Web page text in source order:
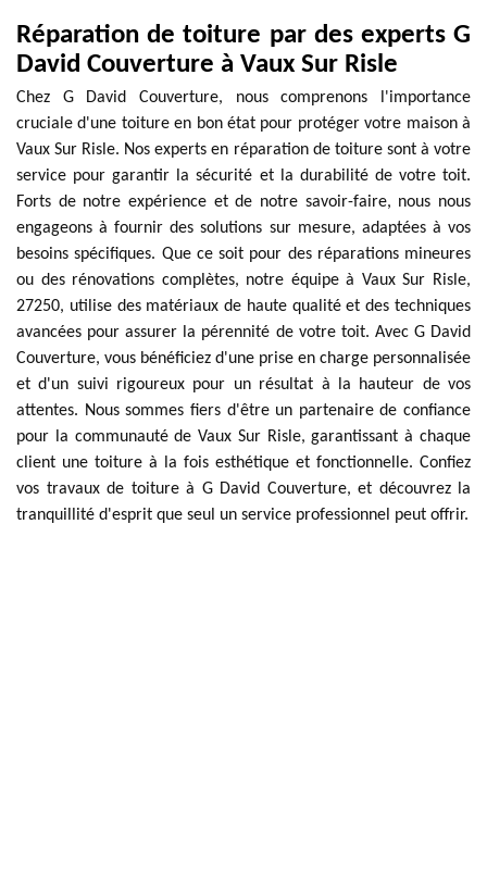
Réparation de toiture par des experts G
David Couverture à Vaux Sur Risle
Chez G David Couverture, nous comprenons l'importance
cruciale d'une toiture en bon état pour protéger votre maison à
Vaux Sur Risle. Nos experts en réparation de toiture sont à votre
service pour garantir la sécurité et la durabilité de votre toit.
Forts de notre expérience et de notre savoir-faire, nous nous
engageons à fournir des solutions sur mesure, adaptées à vos
besoins spécifiques. Que ce soit pour des réparations mineures
ou des rénovations complètes, notre équipe à Vaux Sur Risle,
27250, utilise des matériaux de haute qualité et des techniques
avancées pour assurer la pérennité de votre toit. Avec G David
Couverture, vous bénéficiez d'une prise en charge personnalisée
et d'un suivi rigoureux pour un résultat à la hauteur de vos
attentes. Nous sommes fiers d'être un partenaire de confiance
pour la communauté de Vaux Sur Risle, garantissant à chaque
client une toiture à la fois esthétique et fonctionnelle. Confiez
vos travaux de toiture à G David Couverture, et découvrez la
tranquillité d'esprit que seul un service professionnel peut offrir.